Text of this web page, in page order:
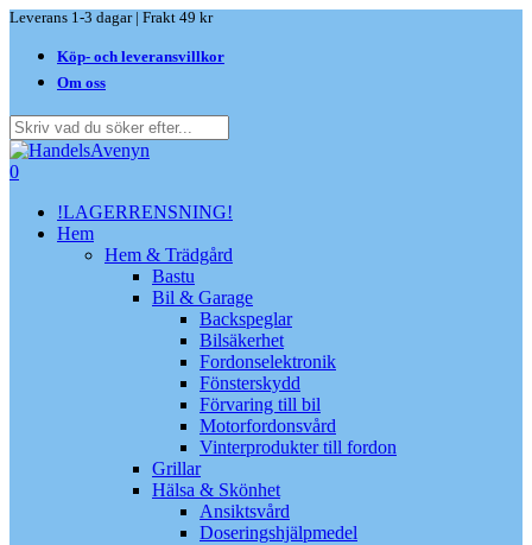
Skip
main
content
Leverans 1-3 dagar | Frakt 49 kr
Köp- och leveransvillkor
Om oss
Close
Search
search
0
!LAGERRENSNING!
Hem
Hem & Trädgård
Bastu
Bil & Garage
Backspeglar
Bilsäkerhet
Fordonselektronik
Fönsterskydd
Förvaring till bil
Motorfordonsvård
Vinterprodukter till fordon
Grillar
Hälsa & Skönhet
Ansiktsvård
Doseringshjälpmedel